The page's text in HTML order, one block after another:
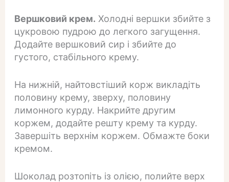
Вершковий крем. Холодні вершки збийте з
цукровою пудрою до легкого загущення.
Додайте вершковий сир і збийте до
густого, стабільного крему.
На нижній, найтовстіший корж викладіть
половину крему, зверху, половину
лимонного курду. Накрийте другим
коржем, додайте решту крему та курду.
Завершіть верхнім коржем. Обмажте боки
кремом.
Шоколад розтопіть із олією, полийте верх